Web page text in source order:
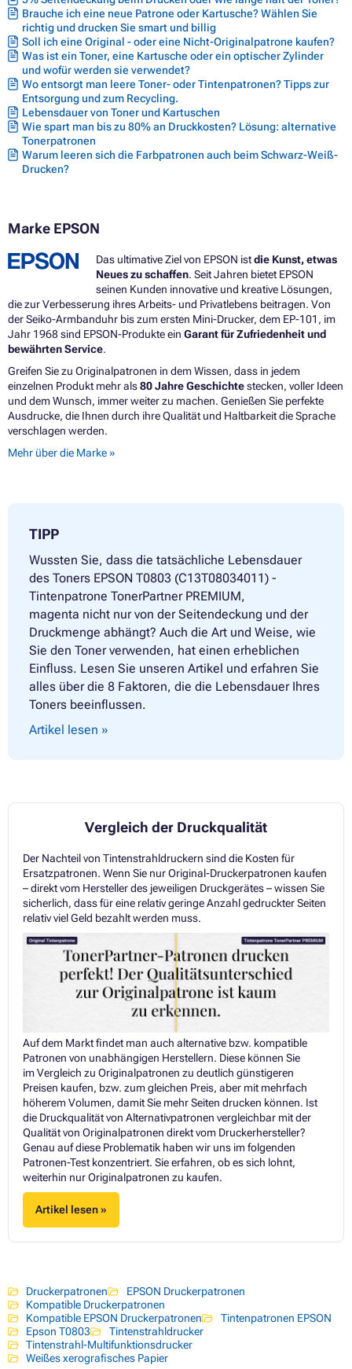
Brauche ich eine neue Patrone oder Kartusche? Wählen Sie
richtig und drucken Sie smart und billig
Soll ich eine Original - oder eine Nicht-Originalpatrone kaufen?
Was ist ein Toner, eine Kartusche oder ein optischer Zylinder
und wofür werden sie verwendet?
Wo entsorgt man leere Toner- oder Tintenpatronen? Tipps zur
Entsorgung und zum Recycling.
Lebensdauer von Toner und Kartuschen
Wie spart man bis zu 80% an Druckkosten? Lösung: alternative
Tonerpatronen
Warum leeren sich die Farbpatronen auch beim Schwarz-Weiß-
Drucken?
Marke EPSON
Das ultimative Ziel von EPSON istdie Kunst, etwas
Neues zu schaffen. Seit Jahren bietet EPSON
seinen Kunden innovative und kreative Lösungen,
die zur Verbesserung ihres Arbeits- und Privatlebens beitragen. Von
der Seiko-Armbanduhr bis zum ersten Mini-Drucker, dem EP-101, im
Jahr 1968 sind EPSON-Produkte ein Garant für Zufriedenheit und
bewährten Service.
Greifen Sie zu Originalpatronen in dem Wissen, dass in jedem
einzelnen Produkt mehr als80 Jahre Geschichtestecken, voller Ideen
und dem Wunsch, immer weiter zu machen. Genießen Sie perfekte
Ausdrucke, die Ihnen durch ihre Qualität und Haltbarkeit die Sprache
verschlagen werden.
Mehr über die Marke »
TIPP
Wussten Sie, dass die tatsächliche Lebensdauer
des Toners EPSON T0803 (C13T08034011) -
Tintenpatrone TonerPartner PREMIUM,
magenta nicht nur von der Seitendeckung und der
Druckmenge abhängt? Auch die Art und Weise, wie
Sie den Toner verwenden, hat einen erheblichen
Einfluss. Lesen Sie unseren Artikel und erfahren Sie
alles über die 8 Faktoren, die die Lebensdauer Ihres
Toners beeinflussen.
Artikel lesen »
Vergleich der Druckqualität
Der Nachteil von Tintenstrahldruckern sind die Kosten für
Ersatzpatronen. Wenn Sie nur Original-Druckerpatronen kaufen
– direkt vom Hersteller des jeweiligen Druckgerätes – wissen Sie
sicherlich, dass für eine relativ geringe Anzahl gedruckter Seiten
relativ viel Geld bezahlt werden muss.
Auf dem Markt findet man auch alternative bzw. kompatible
Patronen von unabhängigen Herstellern. Diese können Sie
im Vergleich zu Originalpatronen zu deutlich günstigeren
Preisen kaufen, bzw. zum gleichen Preis, aber mit mehrfach
höherem Volumen, damit Sie mehr Seiten drucken können. Ist
die Druckqualität von Alternativpatronen vergleichbar mit der
Qualität von Originalpatronen direkt vom Druckerhersteller?
Genau auf diese Problematik haben wir uns im folgenden
Patronen-Test konzentriert. Sie erfahren, ob es sich lohnt,
weiterhin nur Originalpatronen zu kaufen.
Artikel lesen »
Druckerpatronen
EPSON Druckerpatronen
Kompatible Druckerpatronen
Kompatible EPSON Druckerpatronen
Tintenpatronen EPSON
Epson T0803
Tintenstrahldrucker
Tintenstrahl-Multifunktionsdrucker
Weißes xerografisches Papier